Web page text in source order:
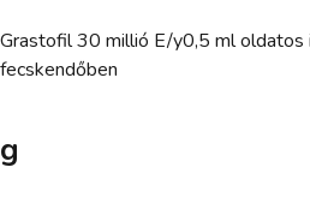
Grastofil 30 millió E/y0,5 ml
fecskendőben
g